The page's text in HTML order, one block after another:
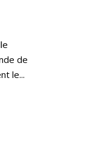
de
le...